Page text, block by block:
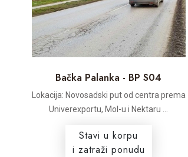
Bačka Palanka - BP S04
Lokacija: Novosadski put od centra prema
Univerexportu, Mol-u i Nektaru ...
Stavi u korpu
i zatraži ponudu